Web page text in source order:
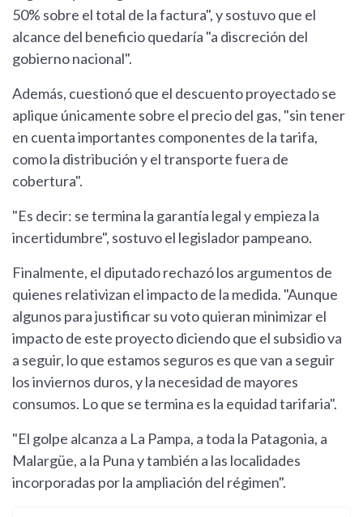
50% sobre el total de la factura", y sostuvo que el
alcance del beneficio quedaría "a discreción del
gobierno nacional".
Además, cuestionó que el descuento proyectado se
aplique únicamente sobre el precio del gas, "sin tener
en cuenta importantes componentes de la tarifa,
como la distribución y el transporte fuera de
cobertura".
"Es decir: se termina la garantía legal y empieza la
incertidumbre", sostuvo el legislador pampeano.
Finalmente, el diputado rechazó los argumentos de
quienes relativizan el impacto de la medida. "Aunque
algunos para justificar su voto quieran minimizar el
impacto de este proyecto diciendo que el subsidio va
a seguir, lo que estamos seguros es que van a seguir
los inviernos duros, y la necesidad de mayores
consumos. Lo que se termina es la equidad tarifaria".
"El golpe alcanza a La Pampa, a toda la Patagonia, a
Malargüe, a la Puna y también a las localidades
incorporadas por la ampliación del régimen".